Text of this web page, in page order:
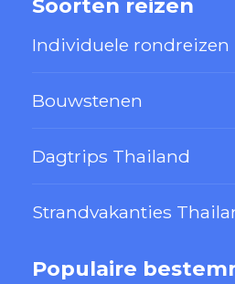
Soorten reizen
Individuele rondreizen
Bouwstenen
Dagtrips Thailand
Strandvakanties
Populaire